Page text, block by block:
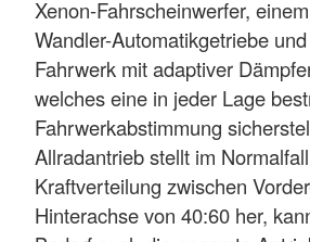
Xenon-Fahrscheinwerfer,
Wandler-Automatikgetriebe
Fahrwerk mit adaptiver
welches eine in jeder Lage
Fahrwerkabstimmung
Allradantrieb stellt im
Kraftverteilung zwischen
Hinterachse von 40:60 her,